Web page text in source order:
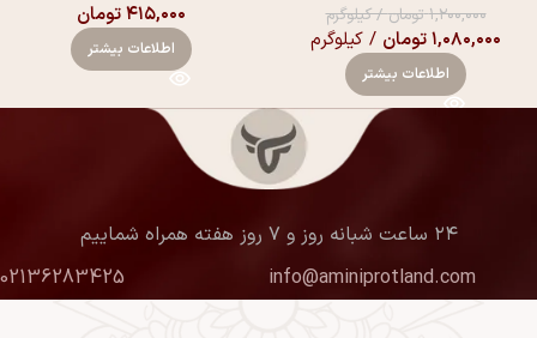
۱,۲۰۰,۰۰۰تومان/ کیلوگرم
۱,۰۸۰,۰۰۰تومان / کیلوگرم
اطلاعات بیشتر
۴۱۵,۰۰۰تومان
اطلاعات بیشتر
۲۴ ساعت شبانه روز و ۷ روز هفته همراه شماییم
info@aminiprotland.com
02136283425